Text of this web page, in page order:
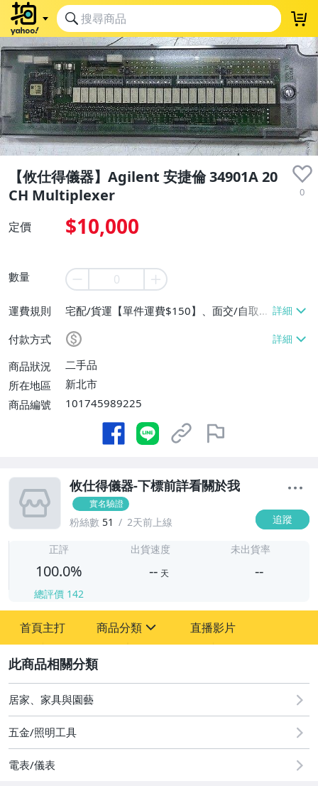
【攸仕得儀器】Agilent 安捷倫 34901A 20
CH Multiplexer
0
定價 $10,000
數量
運費規則
宅配/貨運【單件運費$150】、面交/自取/
不寄送【免運費】
付款方式
商品狀況
二手品
所在地區
新北市
商品編號
101745989225
攸仕得儀器-下標前詳看關於我
實名驗證
粉絲數 51 2天前上線 追蹤
正評
100.0%
總評價 142
出貨速度
-- 天
未出貨率
--
首頁主打 商品分類
圖書/影音/文具
居家、家具與園藝
直播影片
居家、家具與園藝
五金/照明工具
電表/儀表